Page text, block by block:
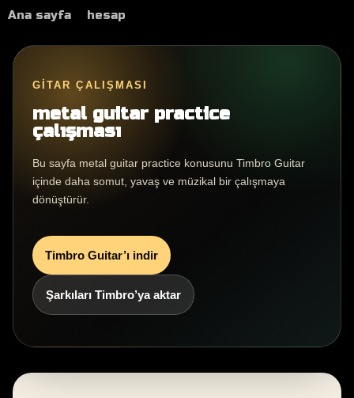
Ana sayfa hesap
GITAR ÇALIŞMASI
metal guitar practice
çalışması
Bu sayfa metal guitar practice konusunu Timbro Guitar
içinde daha somut, yavaş ve müzikal bir çalışmaya
dönüştürür.
Timbro Guitar’ı indir
Şarkıları Timbro’ya aktar